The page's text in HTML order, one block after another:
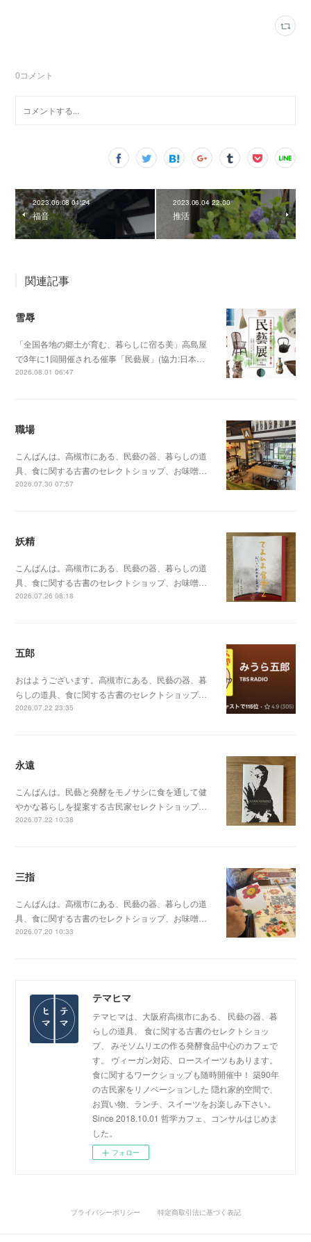
0コメント
2023.06.08 01:24
福音
2023.06.04 22:00
推活
関連記事
雪辱
「全国各地の郷土が育む、暮らしに宿る美」高島屋
で3年に1回開催される催事「民藝展」(協力:日本…
2026.08.01 06:47
職場
こんばんは。高槻市にある、民藝の器、暮らしの道
具、食に関する古書のセレクトショップ、お味噌…
2026.07.30 07:57
妖精
こんばんは。高槻市にある、民藝の器、暮らしの道
具、食に関する古書のセレクトショップ、お味噌…
2026.07.26 08:18
五郎
おはようございます。高槻市にある、民藝の器、暮
らしの道具、食に関する古書のセレクトショップ…
2026.07.22 23:35
永遠
こんばんは。民藝と発酵をモノサシに食を通して健
やかな暮らしを提案する古民家セレクトショップ…
2026.07.22 10:38
三指
こんばんは。高槻市にある、民藝の器、暮らしの道
具、食に関する古書のセレクトショップ、お味噌…
2026.07.20 10:33
テマヒマ
テマヒマは、大阪府高槻市にある、 民藝の器、暮
らしの道具、 食に関する古書のセレクトショッ
プ、 みそソムリエの作る発酵食品中心のカフェで
す。 ヴィーガン対応、ロースイーツもあります。
食に関するワークショップも随時開催中！ 築90年
の古民家をリノベーションした 隠れ家的空間で、
お買い物、ランチ、スイーツをお楽しみ下さい。
Since 2018.10.01 哲学カフェ、コンサルはじめま
した。
フォロー
プライバシーポリシー 特定商取引法に基づく表記